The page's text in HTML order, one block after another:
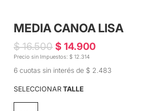
MEDIA CANOA LISA
$ 16.500 $ 14.900
Precio sin Impuestos: $ 12.314
6 cuotas sin interés de $ 2.483
SELECCIONARTALLE